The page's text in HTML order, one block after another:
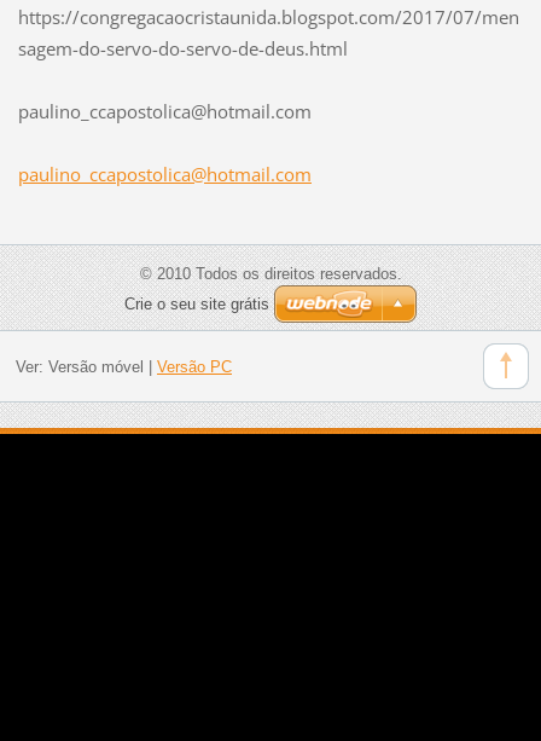
https://congregacaocristaunida.blogspot.com/2017/07/men
sagem-do-servo-do-servo-de-deus.html
paulino_ ccapostolica@hotmail.com
paulino_ccapostolica@hotmail.com
© 2010 Todos os direitos reservados.
Crie o seu site grátis
Ver: Versão móvel Versão PC